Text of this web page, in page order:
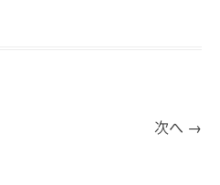
次へ →